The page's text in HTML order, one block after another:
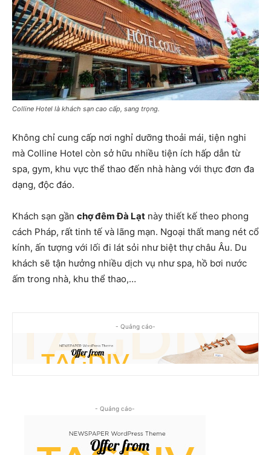
Colline Hotel là khách sạn cao cấp, sang trọng.
Không chỉ cung cấp nơi nghỉ dưỡng thoải mái, tiện nghi
mà Colline Hotel còn sở hữu nhiều tiện ích hấp dẫn từ
spa, gym, khu vực thể thao đến nhà hàng với thực đơn đa
dạng, độc đáo.
Khách sạn gần chợ đêm Đà Lạt này thiết kế theo phong
cách Pháp, rất tinh tế và lãng mạn. Ngoại thất mang nét cổ
kính, ấn tượng với lối đi lát sỏi như biệt thự châu Âu. Du
khách sẽ tận hưởng nhiều dịch vụ như spa, hồ bơi nước
ấm trong nhà, khu thể thao,…
- Quảng cáo-
- Quảng cáo-